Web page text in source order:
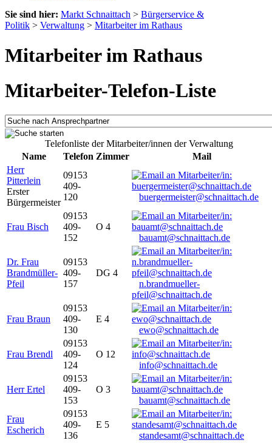
Sie sind hier: Markt Schnaittach > Bürgerservice &
Politik > Verwaltung > Mitarbeiter im Rathaus
Mitarbeiter im Rathaus
Mitarbeiter-Telefon-Liste
Telefonliste der Mitarbeiter/innen der Verwaltung
Name
Telefon Zimmer
Mail
Herr
Pitterlein
Erster
Bürgermeister
09153
409-
120
buergermeister@schnaittach.de
Frau Bisch
09153
409-
152
O 4
bauamt@schnaittach.de
Dr. Frau
Brandmüller-
Pfeil
09153
409-
157
DG 4
n.brandmueller-
pfeil@schnaittach.de
Frau Braun
09153
409-
130
E 4
ewo@schnaittach.de
Frau Brendl
09153
409-
124
O 12
info@schnaittach.de
Herr Ertel
09153
409-
153
O 3
bauamt@schnaittach.de
Frau
Escherich
09153
409-
136
E 5
standesamt@schnaittach.de